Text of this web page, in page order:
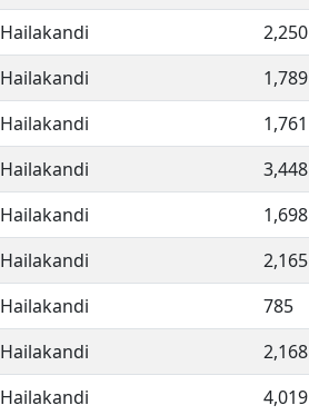
Hailakandi
2,250
Hailakandi
1,789
Hailakandi
1,761
Hailakandi
3,448
Hailakandi
1,698
Hailakandi
2,165
Hailakandi
785
Hailakandi
2,168
Hailakandi 4,019